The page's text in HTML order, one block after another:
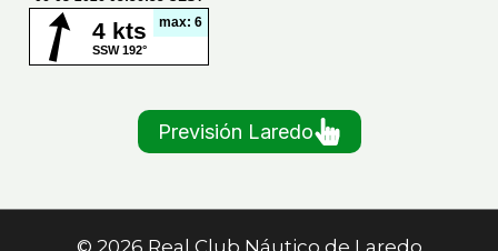
Previsión Laredo